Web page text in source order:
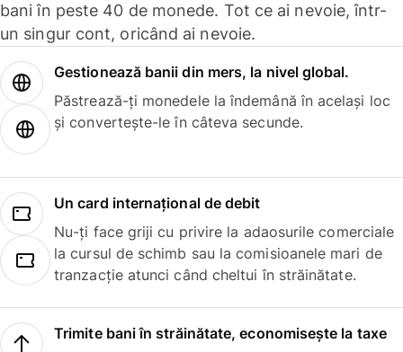
bani în peste 40 de monede. Tot ce ai nevoie, într-
un singur cont, oricând ai nevoie.
Gestionează banii din mers, la nivel global.
Păstrează-ți monedele la îndemână în același loc
și convertește-le în câteva secunde.
Un card internațional de debit
Nu-ți face griji cu privire la adaosurile comerciale
la cursul de schimb sau la comisioanele mari de
tranzacție atunci când cheltui în străinătate.
Trimite bani în străinătate, economisește la taxe